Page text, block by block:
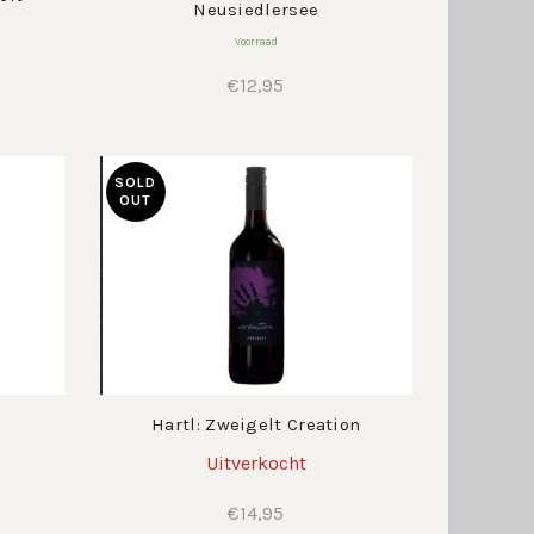
Neusiedlersee
Voorraad
€12,95
SOLD
OUT
Hartl: Zweigelt Creation
Uitverkocht
€14,95